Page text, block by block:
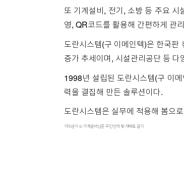
또 기계설비, 전기, 소방 등 주요
영, QR코드를 활용해 간편하게 관
도란시스템(구 이메인텍)은 한국
증가 추세이며, 시설관리공단 등
1998년 설립된 도란시스템(구 이
력을 결집해 만든 솔루션이다.
도란시스템은 실무에 적용해 봄으
저작권자 © 기계설비신문 무단전재 및 재배포 금지